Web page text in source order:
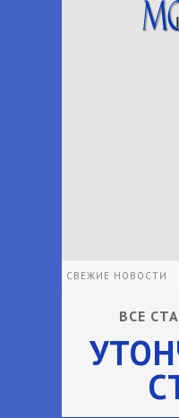
СВЕЖИЕ НОВОСТИ
ВСЕ